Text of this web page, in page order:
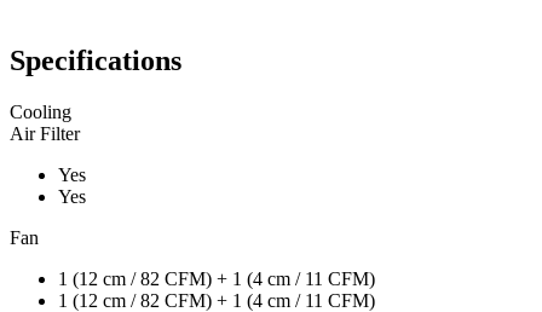
Specifications
Cooling
Air Filter
Yes
Yes
Fan
1 (12 cm / 82 CFM) + 1 (4 cm / 11 CFM)
1 (12 cm / 82 CFM) + 1 (4 cm / 11 CFM)